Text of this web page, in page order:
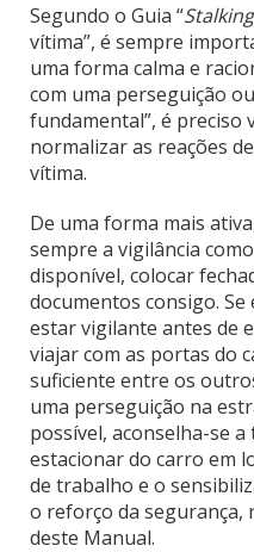
Segundo o Guia “Stalking
vítima”, é sempre
uma forma calma e
com uma perseguição
fundamental”, é preciso
normalizar as reações
vítima.
De uma forma mais
sempre a vigilância
disponível, colocar
documentos consigo.
estar vigilante antes de
viajar com as portas do
suficiente entre os
uma perseguição na
possível, aconselha-se
estacionar do carro em
de trabalho e o
o reforço da segurança,
deste Manual.